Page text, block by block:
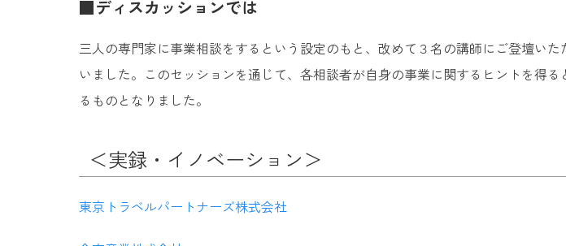
■ディスカッションでは
三人の専門家に事業相談をするという設定のもと、改めて３名の講師にご登壇い
いました。このセッションを通じて、各相談者が自身の事業に関するヒントを得
るものとなりました。
＜実録・イノベーション＞
東京トラベルパートナーズ株式会社